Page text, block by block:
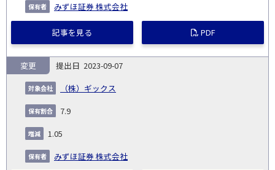
みずほ証券 株式会社
記事を見る PDF
2023-09-07
（株）ギックス
変更
7.9
1.05
みずほ証券 株式会社